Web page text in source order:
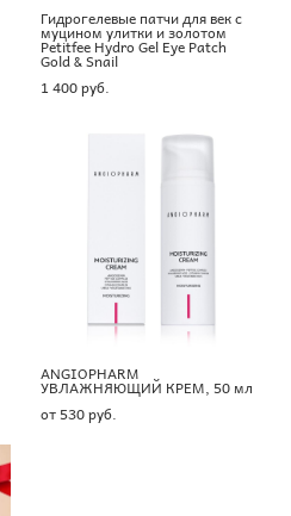
Гидрогелевые патчи для век с
муцином улитки и золотом
Petitfee Hydro Gel Eye Patch
Gold & Snail
1 400 pуб.
ANGIOPHARM
УВЛАЖНЯЮЩИЙ КРЕМ, 50 мл
от 530 pуб.